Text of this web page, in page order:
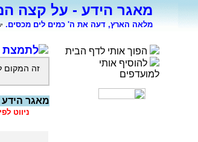
מאגר הידע - על קצה
מלאה הארץ, דעה את ה' כמים לים מכסים.
הפוך אותי לדף הבית
להוסיף אותי
למועדפים
לתמצת
זה המקום
מאגר הידע
ניווט